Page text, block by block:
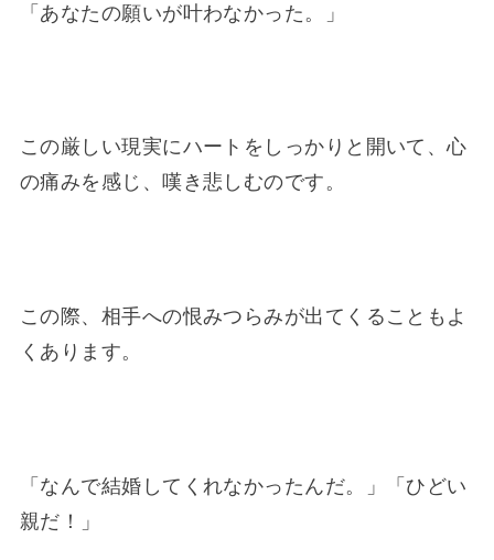
「あなたの願いが叶わなかった。」
この厳しい現実にハートをしっかりと開いて、心
の痛みを感じ、嘆き悲しむのです。
この際、相手への恨みつらみが出てくることもよ
くあります。
「なんで結婚してくれなかったんだ。」「ひどい
親だ！」